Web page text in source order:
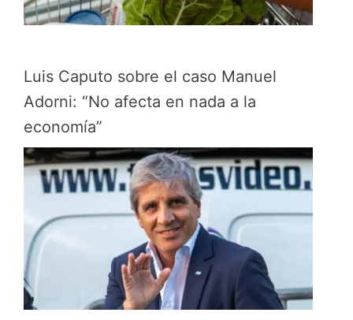
Luis Caputo sobre el caso Manuel
Adorni: “No afecta en nada a la
economía”